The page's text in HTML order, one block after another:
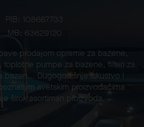
PIB: 108687733
MB: 63629120
prodajom opreme za bazene,
toplotne pumpe za bazene, filteri za
bazen... Dugogodišnje iskustvo i
svetskim proizvođačima
širok asortiman proizvoda.